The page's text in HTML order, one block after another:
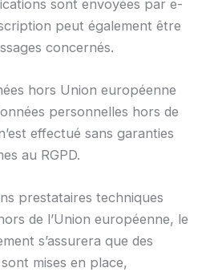
sont envoyées par e-
peut également être
concernés.
hors Union européenne
personnelles hors de
effectué sans garanties
au RGPD.
prestataires techniques
de l’Union européenne, le
s’assurera que des
mises en place,